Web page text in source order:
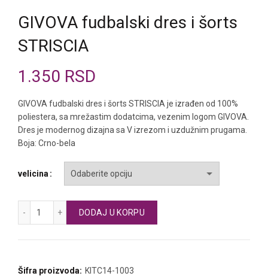
GIVOVA fudbalski dres i šorts
STRISCIA
1.350 RSD
GIVOVA fudbalski dres i šorts STRISCIA je izrađen od 100%
poliestera, sa mrežastim dodatcima, vezenim logom GIVOVA.
Dres je modernog dizajna sa V izrezom i uzdužnim prugama.
Boja: Crno-bela
velicina
DODAJ U KORPU
Šifra proizvoda: KITC14-1003